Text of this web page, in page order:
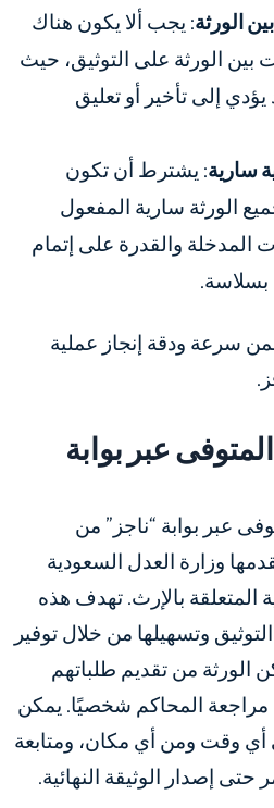
الورثة: يجب ألا يكون هناك
بين الورثة على التوثيق، حيث
إلى تأخير أو تعليق
سارية: يشترط أن تكون
الورثة سارية المفعول
المدخلة والقدرة على إتمام
بسلاسة.
سرعة ودقة إنجاز عملية
عبر بوابة
عبر بوابة “ناجز” من
وزارة العدل السعودية
المتعلقة بالإرث. تهدف هذه
وتسهيلها من خلال توفير
الورثة من تقديم طلباتهم
مراجعة المحاكم شخصيًا. يمكن
أي وقت ومن أي مكان، ومتابعة
إصدار الوثيقة النهائية.